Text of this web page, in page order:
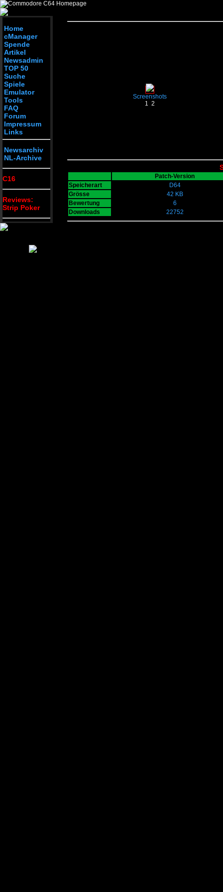
Home
cManager
Spende
Artikel
Newsadmin
TOP 50
Suche
Spiele
Emulator
Tools
FAQ
Forum
Impressum
Links
Newsarchiv
NL-Archive
C16
Reviews:
Strip Poker
Screenshots
1 2
Patch-Version
Speicherart
D64
Grösse
42 KB
Bewertung
6
Downloads
22752